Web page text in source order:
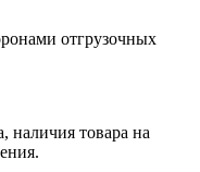
отгрузочных
наличия товара на